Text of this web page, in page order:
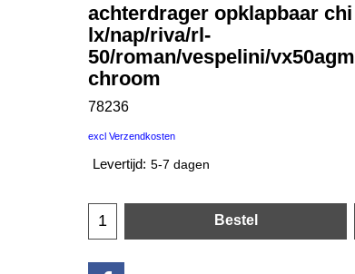
achterdrager opklapbaar chi
lx/nap/riva/rl-
50/roman/vespelini/vx50agm
chroom
78236
excl Verzendkosten
Levertijd: 5-7 dagen
Bestel